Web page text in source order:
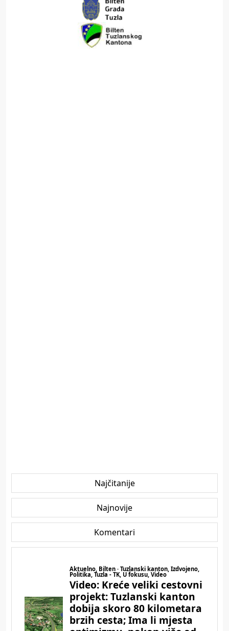
Najčitanije
Najnovije
Komentari